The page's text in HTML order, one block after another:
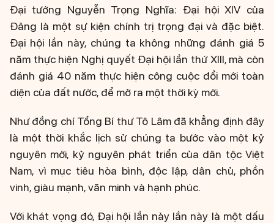
Đại tướng Nguyễn Trọng Nghĩa: Đại hội XIV của
Đảng là một sự kiện chính trị trọng đại và đặc biệt.
Đại hội lần này, chúng ta không những đánh giá 5
năm thực hiện Nghị quyết Đại hội lần thứ XIII, mà còn
đánh giá 40 năm thực hiện công cuộc đổi mới toàn
diện của đất nước, để mở ra một thời kỳ mới.
Như đồng chí Tổng Bí thư Tô Lâm đã khẳng định đây
là một thời khắc lịch sử chúng ta bước vào một kỷ
nguyên mới, kỷ nguyên phát triển của dân tộc Việt
Nam, vì mục tiêu hòa bình, độc lập, dân chủ, phồn
vinh, giàu mạnh, văn minh và hạnh phúc.
Với khát vọng đó, Đại hội lần này lần này là một dấu